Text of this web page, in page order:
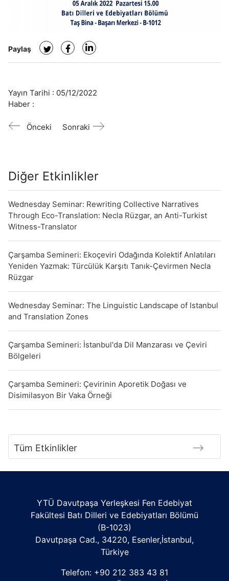
Paylaş
Yayın Tarihi : 05/12/2022
Haber :
Önceki Sonraki
Diğer Etkinlikler
Wednesday Seminar: Rewriting Collective Narratives
Through Eco-Translation: Necla Rüzgar, an Anti-Turkist
Witness-Translator
Çarşamba Semineri: Ekoçeviri Odağında Kolektif Anlatıları
Yeniden Yazmak: Türcülük Karşıtı Tanık-Çevirmen Necla
Rüzgar
Wednesday Seminar: The Linguistic Landscape of Istanbul
and Translation Zones
Çarşamba Semineri: İstanbul'da Dil Manzarası ve Çeviri
Bölgeleri
Çarşamba Semineri: Çevirinin Aporetik Doğası ve
Disimilasyon Bir Vaka Örneği
Tüm Etkinlikler
YTÜ Davutpaşa Yerleşkesi Fen Edebiyat
Fakültesi Batı Dilleri ve Edebiyatları Bölümü
(B-1023)
Davutpaşa Cad., 34220, Esenler,İstanbul,
Türkiye
Telefon: +90 212 383 43 81